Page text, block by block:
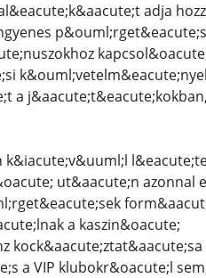
adja
a
ut&aacute;n azonnal
a kaszin&oacute;
a VIP klubokr&oacute;l